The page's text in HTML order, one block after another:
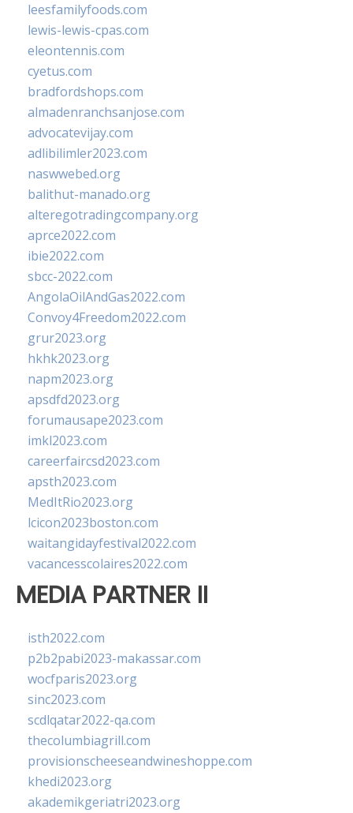
leesfamilyfoods.com
lewis-lewis-cpas.com
eleontennis.com
cyetus.com
bradfordshops.com
almadenranchsanjose.com
advocatevijay.com
adlibilimler2023.com
naswwebed.org
balithut-manado.org
alteregotradingcompany.org
aprce2022.com
ibie2022.com
sbcc-2022.com
AngolaOilAndGas2022.com
Convoy4Freedom2022.com
grur2023.org
hkhk2023.org
napm2023.org
apsdfd2023.org
forumausape2023.com
imkl2023.com
careerfaircsd2023.com
apsth2023.com
MedItRio2023.org
lcicon2023boston.com
waitangidayfestival2022.com
vacancesscolaires2022.com
MEDIA PARTNER II
isth2022.com
p2b2pabi2023-makassar.com
wocfparis2023.org
sinc2023.com
scdlqatar2022-qa.com
thecolumbiagrill.com
provisionscheeseandwineshoppe.com
khedi2023.org
akademikgeriatri2023.org